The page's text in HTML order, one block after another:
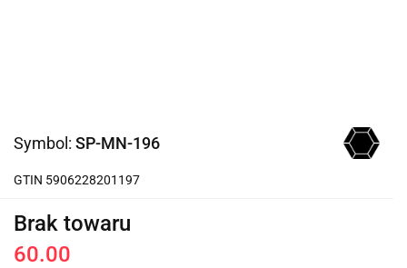
Symbol: SP-MN-196
GTIN 5906228201197
Brak towaru
60.00